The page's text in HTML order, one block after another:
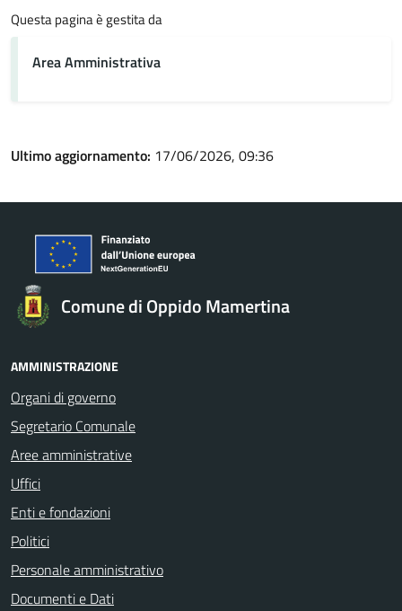
Questa pagina è gestita da
Area Amministrativa
Ultimo aggiornamento: 17/06/2026, 09:36
Comune di Oppido Mamertina
AMMINISTRAZIONE
Organi di governo
Segretario Comunale
Aree amministrative
Uffici
Enti e fondazioni
Politici
Personale amministrativo
Documenti e Dati